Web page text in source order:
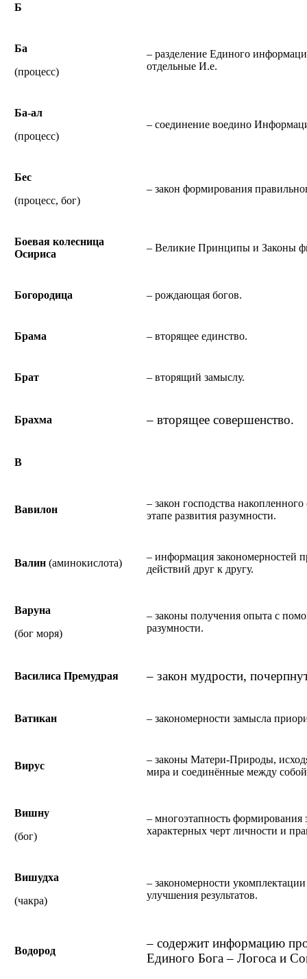
Б
Ба
(процесс)
– разделение Единого
отдельные И.е.
Ба-ал
(процесс)
– соединение воедино
Бес
(процесс, бог)
– закон формирования
Боевая колесница
Осириса
– Великие Принципы и Законы
Богородица – рождающая богов.
Брама – вторящее единство.
Брат – вторящий замыслу.
Брахма – вторящее совершенство.
В
Вавилон
– закон господства
этапе развития разумности.
Валин (аминокислота)
– информация закономерностей
действий друг к другу.
Варуна
(бог моря)
– законы получения опыта с
разумности.
Василиса Премудрая – закон мудрости,
Ватикан – закономерности замысла
Вирус
– законы Матери-Природы,
мира и соединённые между
Вишну
(бог)
– многоэтапность
характерных черт личности и
Вишудха
(чакра)
– закономерности
улучшения результатов.
Водород
– содержит информацию
Единого Бога – Логоса и